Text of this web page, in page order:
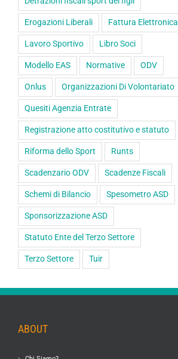
Erogazioni Liberali Fattura Elettronica
Lavoro Sportivo Libro Soci
Modello EAS Normative ODV
Onlus Organizzazioni Di Volontariato
Quesiti Agenzia Entrate
Registrazione atto costitutivo e statuto
Riforma dello Sport Runts
Scadenzario ODV Scadenze Fiscali
Schemi di Bilancio Spesometro ASD
Sponsorizzazione ASD
Statuto Ente del Terzo Settore
Terzo Settore Tuir
ABOUT